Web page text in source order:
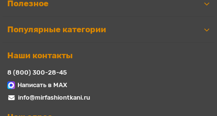
Полезное
Популярные категории
Наши контакты
8 (800) 300-28-45
Написать в MAX
info@mirfashiontkani.ru